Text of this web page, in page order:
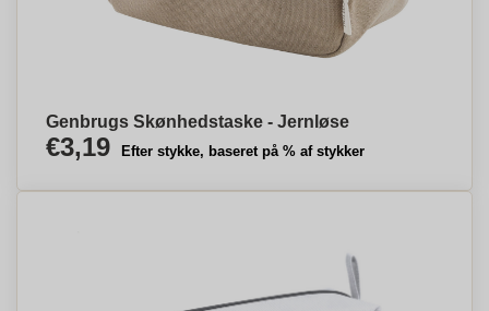
Genbrugs Skønhedstaske - Jernløse
€3,19 Efter stykke, baseret på % af stykker